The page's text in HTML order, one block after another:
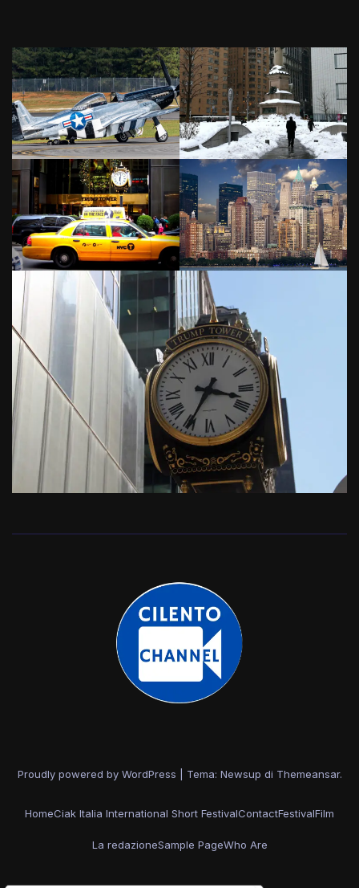
Proudly powered by WordPress Tema: Newsup di Themeansar.
HomeCiak Italia International Short FestivalContactFestivalFilm
La redazioneSample PageWho Are